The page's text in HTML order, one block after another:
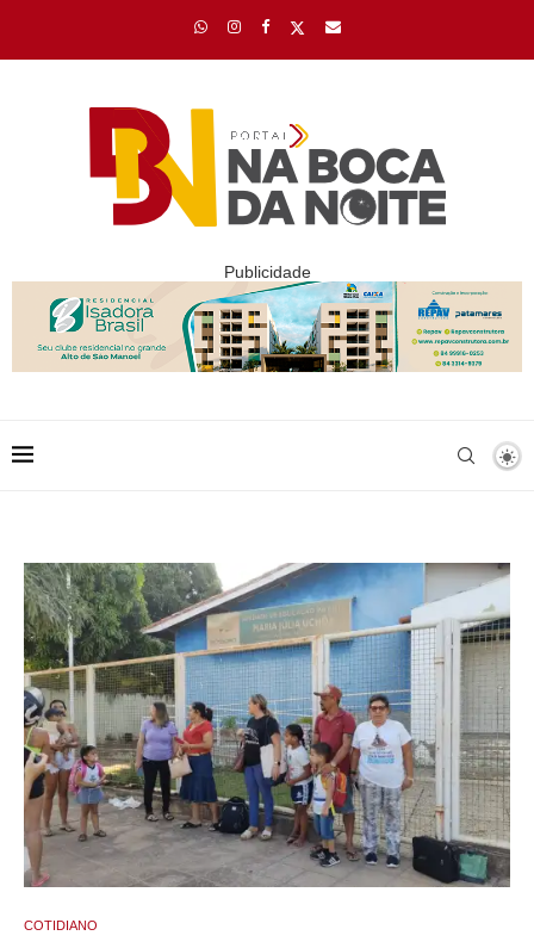
Publicidade
COTIDIANO